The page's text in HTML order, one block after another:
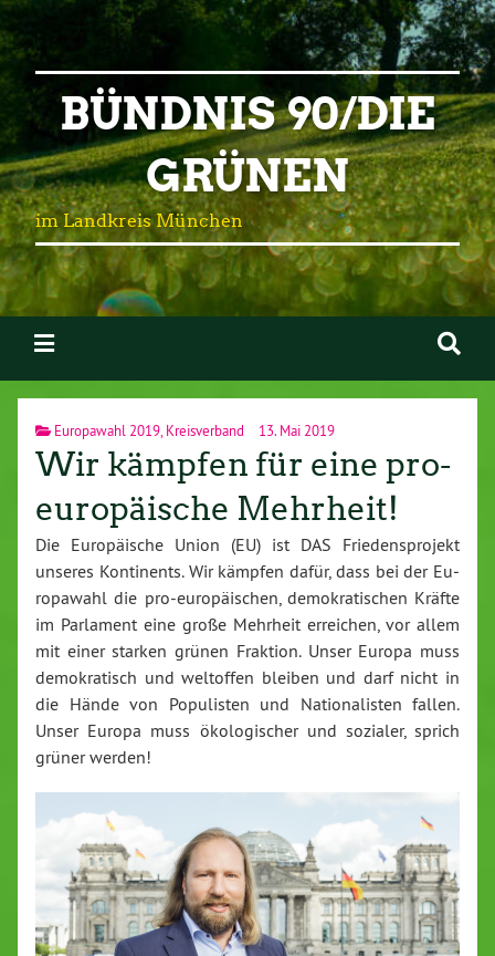
BÜNDNIS 90/DIE
GRÜNEN
im Landkreis München
Europawahl 2019,Kreisverband 13. Mai 2019
Wir kämpfen für eine pro-
europäische Mehrheit!
Die Eu­ro­päi­sche Union (EU) ist DAS Frie­dens­pro­jekt
unseres Kon­ti­nents. Wir kämpfen dafür, dass bei der Eu­
ro­pa­wahl die pro-eu­ro­päi­schen, de­mo­kra­ti­schen Kräfte
im Parlament eine große Mehrheit erreichen, vor allem
mit einer starken grünen Fraktion. Unser Europa muss
de­mo­kra­tisch und weltoffen bleiben und darf nicht in
die Hände von Po­pu­lis­ten und Na­tio­na­lis­ten fallen.
UnserEuropa muss öko­lo­gi­scher und sozialer, sprich
grüner werden!